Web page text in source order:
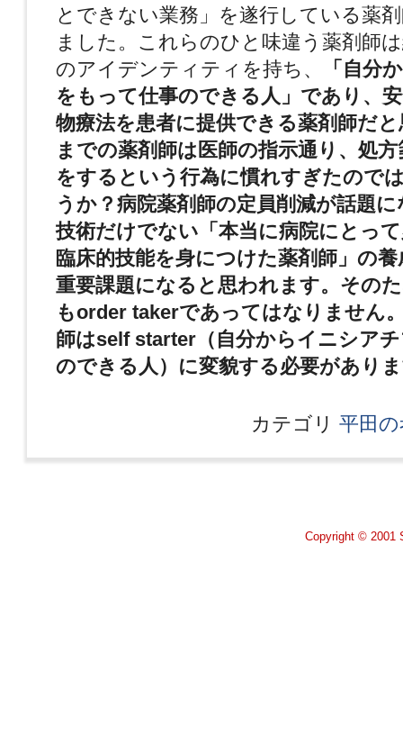
とできない業務」を遂行している薬
ました。これらのひと味違う薬剤師
のアイデンティティを持ち、
「自分
をもって仕事のできる人」であり、
物療法を患者に提供できる薬剤師だ
までの薬剤師は医師の指示通り、処
をするという行為に慣れすぎたので
うか？病院薬剤師の定員削減が話題
技術だけでない「本当に病院にとっ
臨床的技能を身につけた薬剤師」の
重要課題になると思われます。その
もorder takerであってはなりません
師はself starter（自分からイニシア
のできる人）に変貌する必要があり
カテゴリ 平田
Copyright © 2001